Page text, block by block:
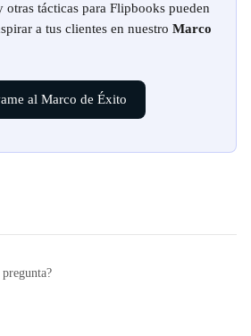
otras tácticas para Flipbooks pueden
a tus clientes en nuestro Marco
al Marco de Éxito